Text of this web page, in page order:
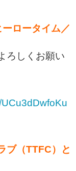
ロータイム／
ろしくお願い
ブ（TTFC）と